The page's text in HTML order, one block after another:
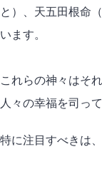
と）、天五田根命
います。
これらの神々はそ
人々の幸福を司っ
特に注目すべきは